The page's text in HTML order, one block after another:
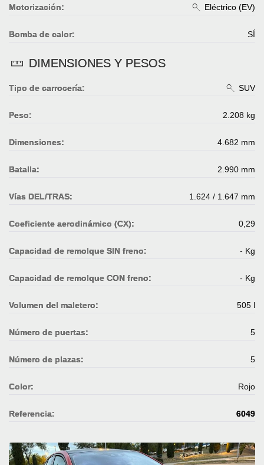
Motorización: Eléctrico (EV)
Bomba de calor: SÍ
DIMENSIONES Y PESOS
Tipo de carrocería: SUV
Peso: 2.208 kg
Dimensiones: 4.682 mm
Batalla: 2.990 mm
Vías DEL/TRAS: 1.624 / 1.647 mm
Coeficiente aerodinámico (CX): 0,29
Capacidad de remolque SIN freno: - Kg
Capacidad de remolque CON freno: - Kg
Volumen del maletero: 505 l
Número de puertas: 5
Número de plazas: 5
Color: Rojo
Referencia: 6049